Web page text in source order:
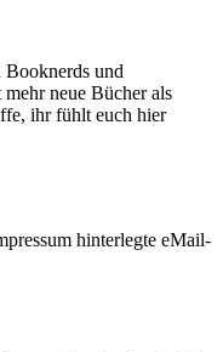
Booknerds und
neue Bücher als
ihr fühlt euch hier
hinterlegte eMail-